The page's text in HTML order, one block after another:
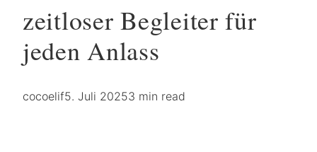
zeitloser Begleiter für
jeden Anlass
cocoelif5. Juli 20253 min read